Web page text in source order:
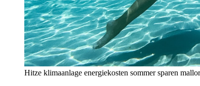
Hitze klimaanlage energiekosten sommer sparen